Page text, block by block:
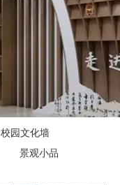
校园文化墙
景观小品